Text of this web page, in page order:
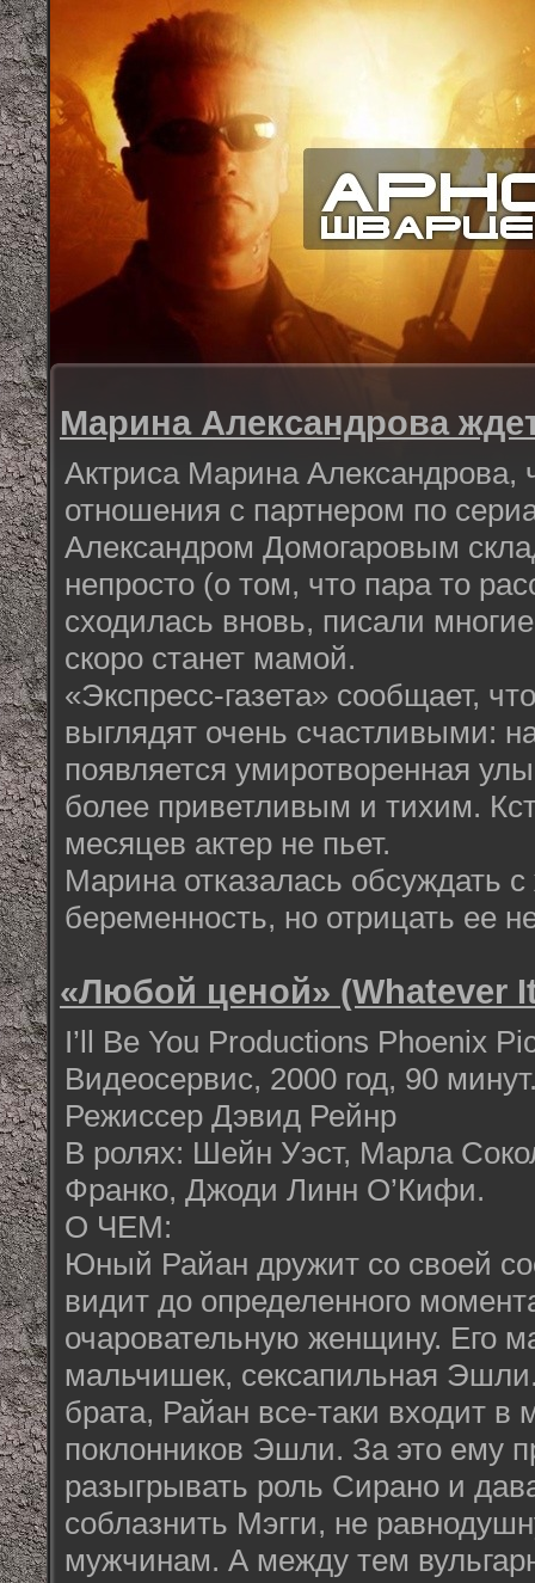
Марина Александрова
Актриса Марина Александрова,
отношения с партнером по
Александром Домогаровым
непросто (о том, что пара то
сходилась вновь, писали
скоро станет мамой.
«Экспресс-газета» сообщает,
выглядят очень счастливыми:
появляется умиротворенная
более приветливым и тихим.
месяцев актер не пьет.
Марина отказалась обсуждать
беременность, но отрицать ее
«Любой ценой» (Whatever
I’ll Be You Productions Phoenix
Видеосервис, 2000 год, 90
Режиссер Дэвид Рейнр
В ролях: Шейн Уэст, Марла
Франко, Джоди Линн О’Кифи.
О ЧЕМ:
Юный Райан дружит со своей
видит до определенного
очаровательную женщину. Его
мальчишек, сексапильная
брата, Райан все-таки входит в
поклонников Эшли. За это ему
разыгрывать роль Сирано и
соблазнить Мэгги, не
мужчинам. А между тем